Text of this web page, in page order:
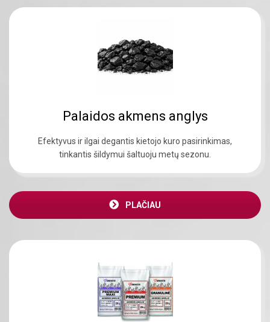
Palaidos akmens anglys
Efektyvus ir ilgai degantis kietojo kuro pasirinkimas,
tinkantis šildymui šaltuoju metų sezonu.
PLAČIAU